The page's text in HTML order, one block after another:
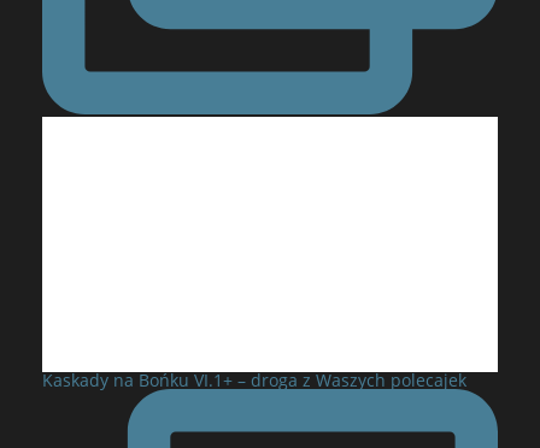
Kaskady na Bońku VI.1+ – droga z Waszych polecajek